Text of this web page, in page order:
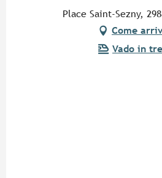
Place Saint-Sezny,
Come
Vado in